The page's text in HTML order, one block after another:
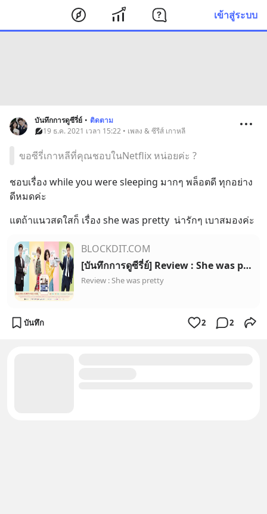
เข้าสู่ระบบ
บันทึกการดูซีรี่ย์ • ติดตาม
19 ธ.ค. 2021 เวลา 15:22 • เพลง & ซีรีส์ เกาหลี
ขอซีรี่เกาหลีที่คุณชอบในNetflix หน่อยค่ะ ?
ชอบเรื่อง while you were sleeping มากๆ พล็อตดี ทุกอย่าง
ดีหมดค่ะ
แตถ้าแนวสดใสก็ เรื่อง she was pretty  น่ารักๆ เบาสมองค่ะ
BLOCKDIT.COM
[บันทึกการดูซีรี่ย์] Review : She was pretty
Review : She was pretty
บันทึก 2 2